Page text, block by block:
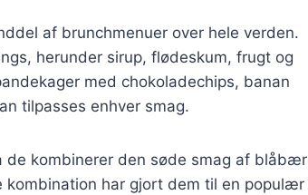
af brunchmenuer over hele verden.
herunder sirup, flødeskum, frugt og
med chokoladechips, banan
tilpasses enhver smag.
kombinerer den søde smag af blåbær
kombination har gjort dem til en populær